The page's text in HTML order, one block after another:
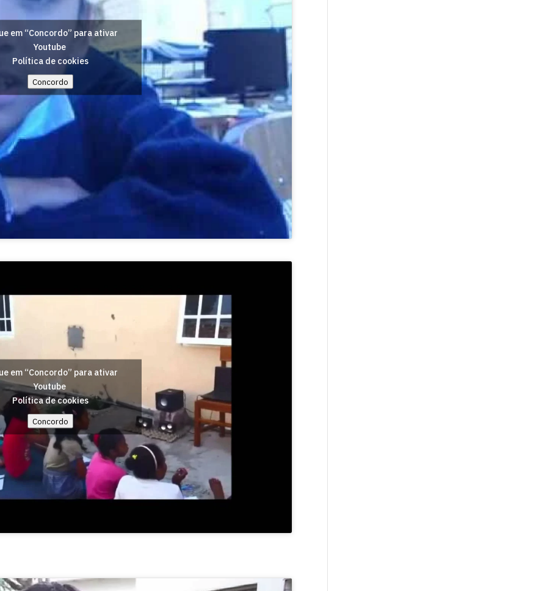
em “Concordo” para ativar
Youtube
Política de cookies
Concordo
em “Concordo” para ativar
Youtube
Política de cookies
Concordo